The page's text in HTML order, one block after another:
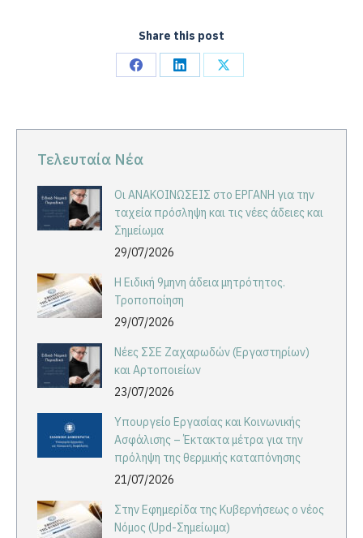
Share this post
Share Share Share
Τελευταία Νέα
Οι ΑΝΑΚΟΙΝΩΣΕΙΣ στο ΕΡΓΑΝΗ για την
ταχεία πρόσληψη και τις νέες άδειες και
Σημείωμα
29/07/2026
Η Ειδική 9μηνη άδεια μητρότητος.
Τροποποίηση
29/07/2026
Νέες ΣΣΕ Ζαχαρωδών (Εργαστηρίων)
και Αρτοποιείων
23/07/2026
Υπουργείο Εργασίας και Κοινωνικής
Ασφάλισης – Έκτακτα μέτρα για την
πρόληψη της θερμικής καταπόνησης
21/07/2026
Στην Εφημερίδα της Κυβερνήσεως ο νέος
Νόμος (Upd-Σημείωμα)